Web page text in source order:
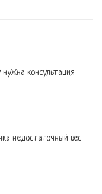
консультация
недостаточный вес